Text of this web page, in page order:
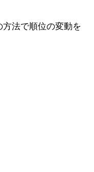
方法で順位の変動を